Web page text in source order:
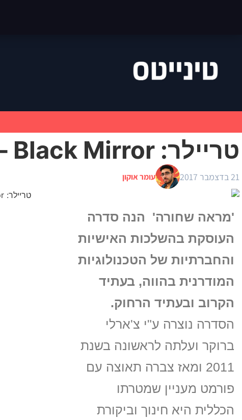
טריילר: Black Mirror – עונה 4
21 בדצמבר 2017 עומר אוקון
'מראה שחורה' הנה סדרה
העוסקת בהשלכות האישיות
והחברתיות של הטכנולוגיות
המודרנית בהווה, בעתיד
הקרוב ובעתיד הרחוק.
הסדרה נוצרה ע"י צ'ארלי
ברוקר ועלתה לראשונה בשנת
2011 ומאז צברה תאוצה עם
פורמט מעניין שמטרתו
הכללית היא חינוך וביקורת